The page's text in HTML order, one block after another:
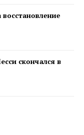
скончался в